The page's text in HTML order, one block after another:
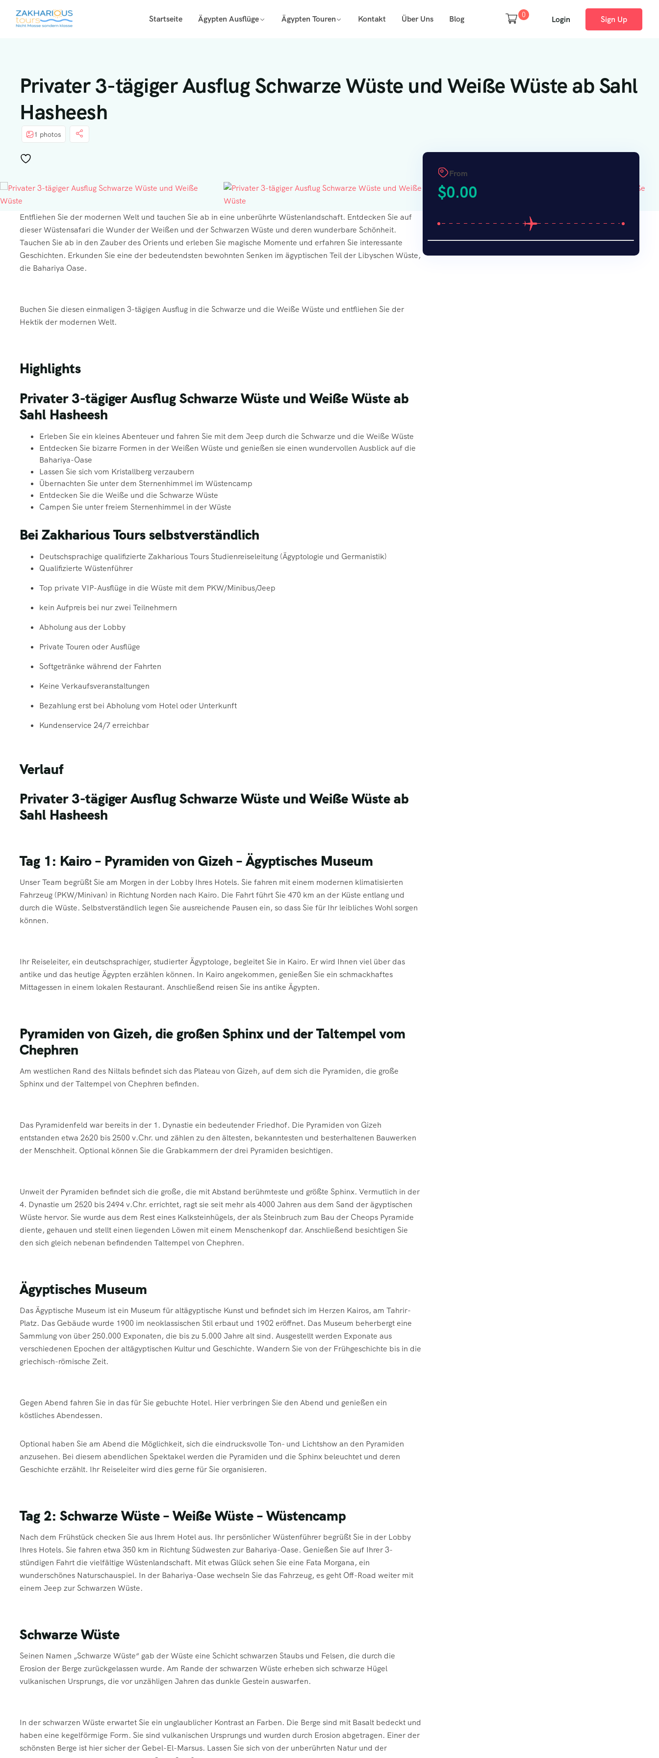
Startseite Ägypten Ausflüge Ägypten Touren Kontakt Über Uns Blog 0 Login Sign Up
Privater 3-tägiger Ausflug Schwarze Wüste und Weiße Wüste ab Sahl
Hasheesh
1 photos
Entfliehen Sie der modernen Welt und tauchen Sie ab in eine unberührte Wüstenlandschaft. Entdecken Sie auf
dieser Wüstensafari die Wunder der Weißen und der Schwarzen Wüste und deren wunderbare Schönheit.
Tauchen Sie ab in den Zauber des Orients und erleben Sie magische Momente und erfahren Sie interessante
Geschichten. Erkunden Sie eine der bedeutendsten bewohnten Senken im ägyptischen Teil der Libyschen Wüste,
die Bahariya Oase.
Buchen Sie diesen einmaligen 3-tägigen Ausflug in die Schwarze und die Weiße Wüste und entfliehen Sie der
Hektik der modernen Welt.
Highlights
Privater 3-tägiger Ausflug Schwarze Wüste und Weiße Wüste ab
Sahl Hasheesh
Erleben Sie ein kleines Abenteuer und fahren Sie mit dem Jeep durch die Schwarze und die Weiße Wüste
Entdecken Sie bizarre Formen in der Weißen Wüste und genießen sie einen wundervollen Ausblick auf die
Bahariya-Oase
Lassen Sie sich vom Kristallberg verzaubern
Übernachten Sie unter dem Sternenhimmel im Wüstencamp
Entdecken Sie die Weiße und die Schwarze Wüste
Campen Sie unter freiem Sternenhimmel in der Wüste
Bei Zakharious Tours selbstverständlich
Deutschsprachige qualifizierte Zakharious Tours Studienreiseleitung (Ägyptologie und Germanistik)
Qualifizierte Wüstenführer
Top private VIP-Ausflüge in die Wüste mit dem PKW/Minibus/Jeep
kein Aufpreis bei nur zwei Teilnehmern
Abholung aus der Lobby
Private Touren oder Ausflüge
Softgetränke während der Fahrten
Keine Verkaufsveranstaltungen
Bezahlung erst bei Abholung vom Hotel oder Unterkunft
Kundenservice 24/7 erreichbar
Verlauf
Privater 3-tägiger Ausflug Schwarze Wüste und Weiße Wüste ab
Sahl Hasheesh
Tag 1: Kairo – Pyramiden von Gizeh – Ägyptisches Museum
Unser Team begrüßt Sie am Morgen in der Lobby Ihres Hotels. Sie fahren mit einem modernen klimatisierten
Fahrzeug (PKW/Minivan) in Richtung Norden nach Kairo. Die Fahrt führt Sie 470 km an der Küste entlang und
durch die Wüste. Selbstverständlich legen Sie ausreichende Pausen ein, so dass Sie für Ihr leibliches Wohl sorgen
können.
Ihr Reiseleiter, ein deutschsprachiger, studierter Ägyptologe, begleitet Sie in Kairo. Er wird Ihnen viel über das
antike und das heutige Ägypten erzählen können. In Kairo angekommen, genießen Sie ein schmackhaftes
Mittagessen in einem lokalen Restaurant. Anschließend reisen Sie ins antike Ägypten.
Pyramiden von Gizeh, die großen Sphinx und der Taltempel vom
Chephren
Am westlichen Rand des Niltals befindet sich das Plateau von Gizeh, auf dem sich die Pyramiden, die große
Sphinx und der Taltempel von Chephren befinden.
Das Pyramidenfeld war bereits in der 1. Dynastie ein bedeutender Friedhof. Die Pyramiden von Gizeh
entstanden etwa 2620 bis 2500 v.Chr. und zählen zu den ältesten, bekanntesten und besterhaltenen Bauwerken
der Menschheit. Optional können Sie die Grabkammern der drei Pyramiden besichtigen.
Unweit der Pyramiden befindet sich die große, die mit Abstand berühmteste und größte Sphinx. Vermutlich in der
4. Dynastie um 2520 bis 2494 v.Chr. errichtet, ragt sie seit mehr als 4000 Jahren aus dem Sand der ägyptischen
Wüste hervor. Sie wurde aus dem Rest eines Kalksteinhügels, der als Steinbruch zum Bau der Cheops Pyramide
diente, gehauen und stellt einen liegenden Löwen mit einem Menschenkopf dar. Anschließend besichtigen Sie
den sich gleich nebenan befindenden Taltempel von Chephren.
Ägyptisches Museum
Das Ägyptische Museum ist ein Museum für altägyptische Kunst und befindet sich im Herzen Kairos, am Tahrir-
Platz. Das Gebäude wurde 1900 im neoklassischen Stil erbaut und 1902 eröffnet. Das Museum beherbergt eine
Sammlung von über 250.000 Exponaten, die bis zu 5.000 Jahre alt sind. Ausgestellt werden Exponate aus
verschiedenen Epochen der altägyptischen Kultur und Geschichte. Wandern Sie von der Frühgeschichte bis in die
griechisch-römische Zeit.
Gegen Abend fahren Sie in das für Sie gebuchte Hotel. Hier verbringen Sie den Abend und genießen ein
köstliches Abendessen.
Optional haben Sie am Abend die Möglichkeit, sich die eindrucksvolle Ton- und Lichtshow an den Pyramiden
anzusehen. Bei diesem abendlichen Spektakel werden die Pyramiden und die Sphinx beleuchtet und deren
Geschichte erzählt. Ihr Reiseleiter wird dies gerne für Sie organisieren.
Tag 2: Schwarze Wüste – Weiße Wüste – Wüstencamp
Nach dem Frühstück checken Sie aus Ihrem Hotel aus. Ihr persönlicher Wüstenführer begrüßt Sie in der Lobby
Ihres Hotels. Sie fahren etwa 350 km in Richtung Südwesten zur Bahariya-Oase. Genießen Sie auf Ihrer 3-
stündigen Fahrt die vielfältige Wüstenlandschaft. Mit etwas Glück sehen Sie eine Fata Morgana, ein
wunderschönes Naturschauspiel. In der Bahariya-Oase wechseln Sie das Fahrzeug, es geht Off-Road weiter mit
einem Jeep zur Schwarzen Wüste.
Schwarze Wüste
Seinen Namen „Schwarze Wüste“ gab der Wüste eine Schicht schwarzen Staubs und Felsen, die durch die
Erosion der Berge zurückgelassen wurde. Am Rande der schwarzen Wüste erheben sich schwarze Hügel
vulkanischen Ursprungs, die vor unzähligen Jahren das dunkle Gestein auswarfen.
In der schwarzen Wüste erwartet Sie ein unglaublicher Kontrast an Farben. Die Berge sind mit Basalt bedeckt und
haben eine kegelförmige Form. Sie sind vulkanischen Ursprungs und wurden durch Erosion abgetragen. Einer der
schönsten Berge ist hier sicher der Gebel-El-Marsus. Lassen Sie sich von der unberührten Natur und der
From
$0.00